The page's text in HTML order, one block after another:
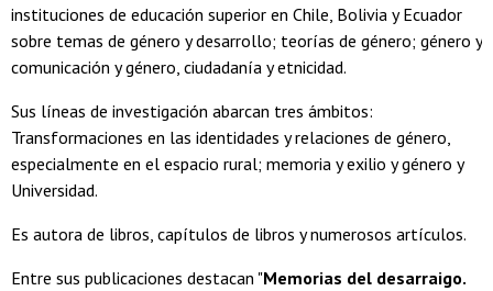
instituciones de educación superior en Chile, Bolivia y Ecuador
sobre temas de género y desarrollo; teorías de género; género y
comunicación y género, ciudadanía y etnicidad.
Sus líneas de investigación abarcan tres ámbitos:
Transformaciones en las identidades y relaciones de género,
especialmente en el espacio rural; memoria y exilio y género y
Universidad.
Es autora de libros, capítulos de libros y numerosos artículos.
Entre sus publicaciones destacan "Memorias del desarraigo.